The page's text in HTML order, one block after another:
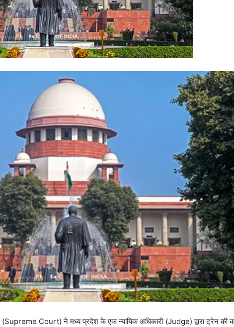
(Supreme Court) ने मध्य प्रदेश के एक न्यायिक अधिकारी (Judge) द्वारा ट्रेन की